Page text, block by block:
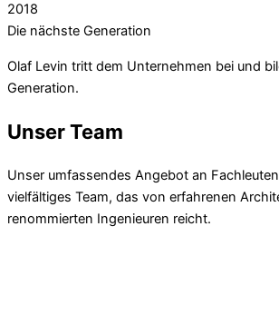
2018
Die nächste Generation
Olaf Levin tritt dem Unternehmen bei und
Generation.
Unser Team
Unser umfassendes Angebot an
vielfältiges Team, das von erfahrenen
renommierten Ingenieuren reicht.